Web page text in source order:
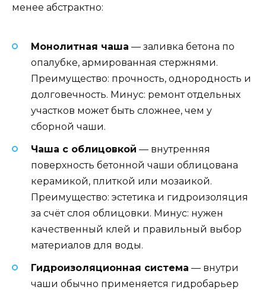
менее абстрактно:
Монолитная чаша — заливка бетона по
опалубке, армированная стержнями.
Преимущество: прочность, однородность и
долговечность. Минус: ремонт отдельных
участков может быть сложнее, чем у
сборной чаши.
Чаша с облицовкой — внутренняя
поверхность бетонной чаши облицована
керамикой, плиткой или мозаикой.
Преимущество: эстетика и гидроизоляция
за счёт слоя облицовки. Минус: нужен
качественный клей и правильный выбор
материалов для воды.
Гидроизоляционная система — внутри
чаши обычно применяется гидробарьер